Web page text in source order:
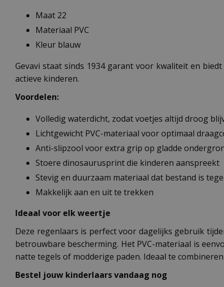
Maat 22
Materiaal PVC
Kleur blauw
Gevavi staat sinds 1934 garant voor kwaliteit en
actieve kinderen.
Voordelen:
Volledig waterdicht, zodat voetjes altijd droog
Lichtgewicht PVC-materiaal voor optimaal
Anti-slipzool voor extra grip op gladde
Stoere dinosaurusprint die kinderen aanspreekt
Stevig en duurzaam materiaal dat bestand is
Makkelijk aan en uit te trekken
Ideaal voor elk weertje
Deze regenlaars is perfect voor dagelijks gebruik
betrouwbare bescherming. Het PVC-materiaal is
natte tegels of modderige paden. Ideaal te
Bestel jouw kinderlaars vandaag nog